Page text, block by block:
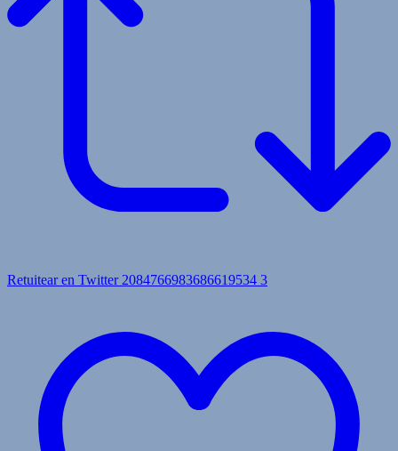
Retuitear en Twitter 2084766983686619534 3